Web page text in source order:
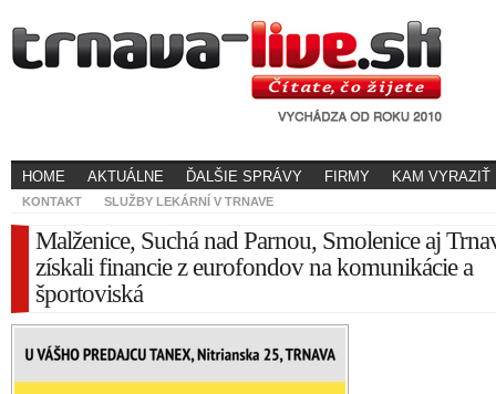
HOME AKTUÁLNE ĎALŠIE SPRÁVY FIRMY KAM VYRAZIŤ
KONTAKT SLUŽBY LEKÁRNÍ V TRNAVE
Malženice, Suchá nad Parnou, Smolenice aj
získali financie z eurofondov na komunikácie a
športoviská